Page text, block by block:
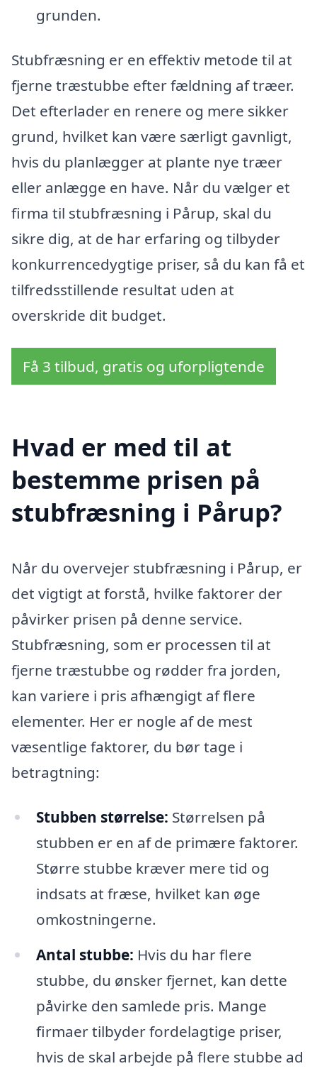
grunden.
Stubfræsning er en effektiv metode til at
fjerne træstubbe efter fældning af træer.
Det efterlader en renere og mere sikker
grund, hvilket kan være særligt gavnligt,
hvis du planlægger at plante nye træer
eller anlægge en have. Når du vælger et
firma til stubfræsning i Pårup, skal du
sikre dig, at de har erfaring og tilbyder
konkurrencedygtige priser, så du kan få et
tilfredsstillende resultat uden at
overskride dit budget.
Få 3 tilbud, gratis og uforpligtende
Hvad er med til at
bestemme prisen på
stubfræsning i Pårup?
Når du overvejer stubfræsning i Pårup, er
det vigtigt at forstå, hvilke faktorer der
påvirker prisen på denne service.
Stubfræsning, som er processen til at
fjerne træstubbe og rødder fra jorden,
kan variere i pris afhængigt af flere
elementer. Her er nogle af de mest
væsentlige faktorer, du bør tage i
betragtning:
Stubben størrelse: Størrelsen på
stubben er en af de primære faktorer.
Større stubbe kræver mere tid og
indsats at fræse, hvilket kan øge
omkostningerne.
Antal stubbe: Hvis du har flere
stubbe, du ønsker fjernet, kan dette
påvirke den samlede pris. Mange
firmaer tilbyder fordelagtige priser,
hvis de skal arbejde på flere stubbe ad